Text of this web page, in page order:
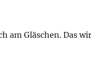
am Gläschen. Das